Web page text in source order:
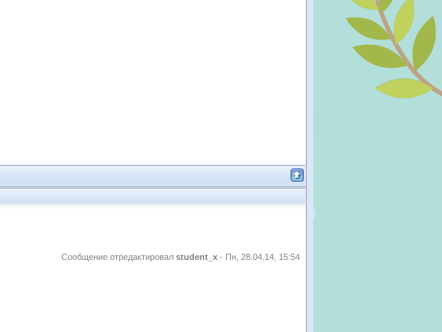
Сообщение отредактировал student_x - Пн, 28.04.14, 15:54